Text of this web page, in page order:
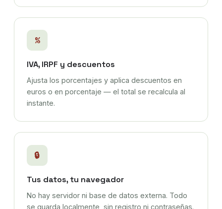
%
IVA, IRPF y descuentos
Ajusta los porcentajes y aplica descuentos en
euros o en porcentaje — el total se recalcula al
instante.
🔒
Tus datos, tu navegador
No hay servidor ni base de datos externa. Todo
se guarda localmente, sin registro ni contraseñas.